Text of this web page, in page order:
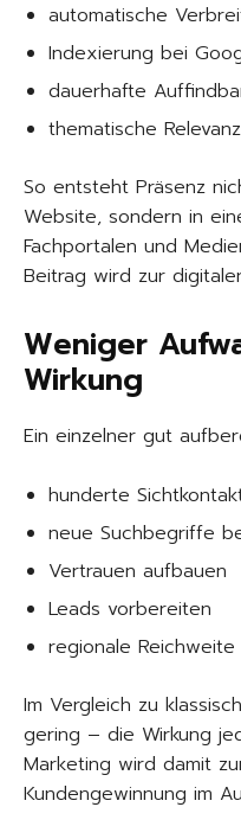
automatische
Indexierung bei
dauerhafte
thematische
So entsteht Präsenz
Website, sondern in
Fachportalen und
Beitrag wird zur
Weniger
Wirkung
Ein einzelner gut
hunderte
neue Suchbegriffe
Vertrauen aufbauen
Leads vorbereiten
regionale
Im Vergleich zu
gering – die Wirkung
Marketing wird damit
Kundengewinnung im